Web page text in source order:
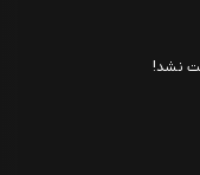
نشد!